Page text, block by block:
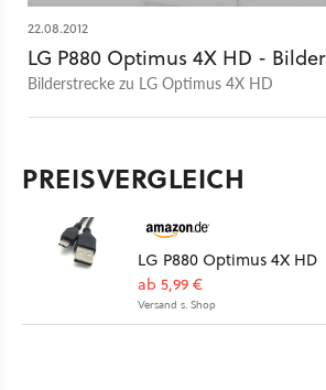
22.08.2012
LG P880 Optimus 4X HD - Bilder
Bilderstrecke zu LG Optimus 4X HD
PREISVERGLEICH
LG P880 Optimus 4X HD
ab 5,99 €
Versand s. Shop